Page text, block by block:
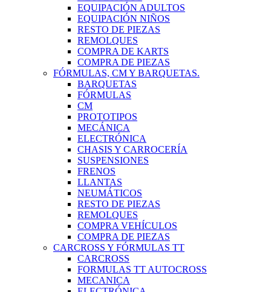
EQUIPACIÓN ADULTOS
EQUIPACIÓN NIÑOS
RESTO DE PIEZAS
REMOLQUES
COMPRA DE KARTS
COMPRA DE PIEZAS
FÓRMULAS, CM Y BARQUETAS.
BARQUETAS
FÓRMULAS
CM
PROTOTIPOS
MECÁNICA
ELECTRÓNICA
CHASIS Y CARROCERÍA
SUSPENSIONES
FRENOS
LLANTAS
NEUMÁTICOS
RESTO DE PIEZAS
REMOLQUES
COMPRA VEHÍCULOS
COMPRA DE PIEZAS
CARCROSS Y FÓRMULAS TT
CARCROSS
FORMULAS TT AUTOCROSS
MECANICA